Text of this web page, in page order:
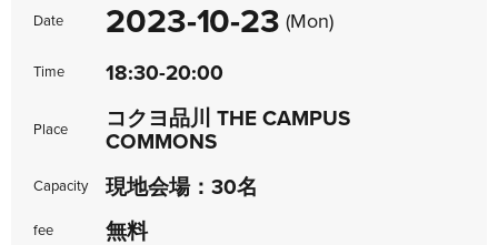
Date 2023-10-23 (Mon)
Time 18:30-20:00
Place
コクヨ品川 THE CAMPUS
COMMONS
Capacity 現地会場：30名
fee 無料